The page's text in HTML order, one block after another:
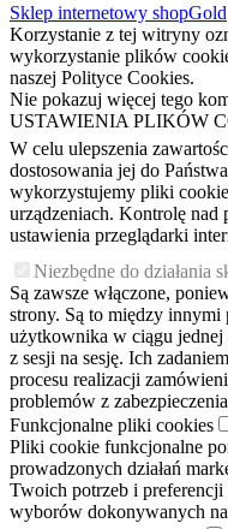
Sklep internetowy shopGold
Korzystanie z tej witryny
wykorzystanie plików
naszej Polityce Cookies.
Nie pokazuj więcej tego
USTAWIENIA PLIKÓW
W celu ulepszenia
dostosowania jej do
wykorzystujemy pliki
urządzeniach. Kontrolę nad
ustawienia przeglądarki
Niezbędne do działania
Są zawsze włączone,
strony. Są to między
użytkownika w ciągu
z sesji na sesję. Ich
procesu realizacji
problemów z
Funkcjonalne pliki cookies
Pliki cookie funkcjonalne
prowadzonych działań
Twoich potrzeb i preferencji
wyborów dokonywanych